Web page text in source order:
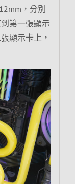
，分別
第一張顯示
顯示卡上，